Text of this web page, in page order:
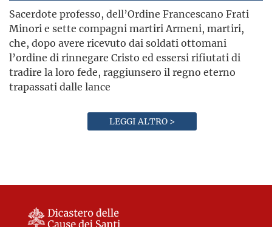
Sacerdote professo, dell’Ordine Francescano Frati
Minori e sette compagni martiri Armeni, martiri,
che, dopo avere ricevuto dai soldati ottomani
l’ordine di rinnegare Cristo ed essersi rifiutati di
tradire la loro fede, raggiunsero il regno eterno
trapassati dalle lance
LEGGI ALTRO >